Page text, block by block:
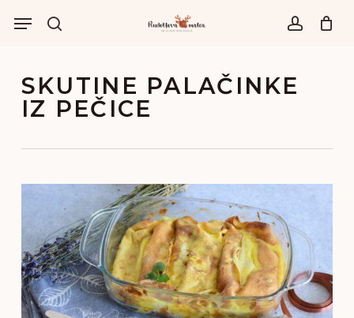
išči account
Menu
SKUTINE PALAČINKE
IZ PEČICE